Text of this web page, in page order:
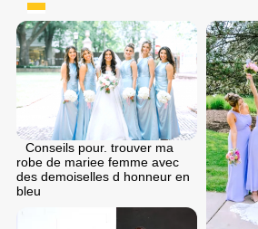
Conseils pour. trouver ma
robe de mariee femme avec
des demoiselles d honneur en
bleu